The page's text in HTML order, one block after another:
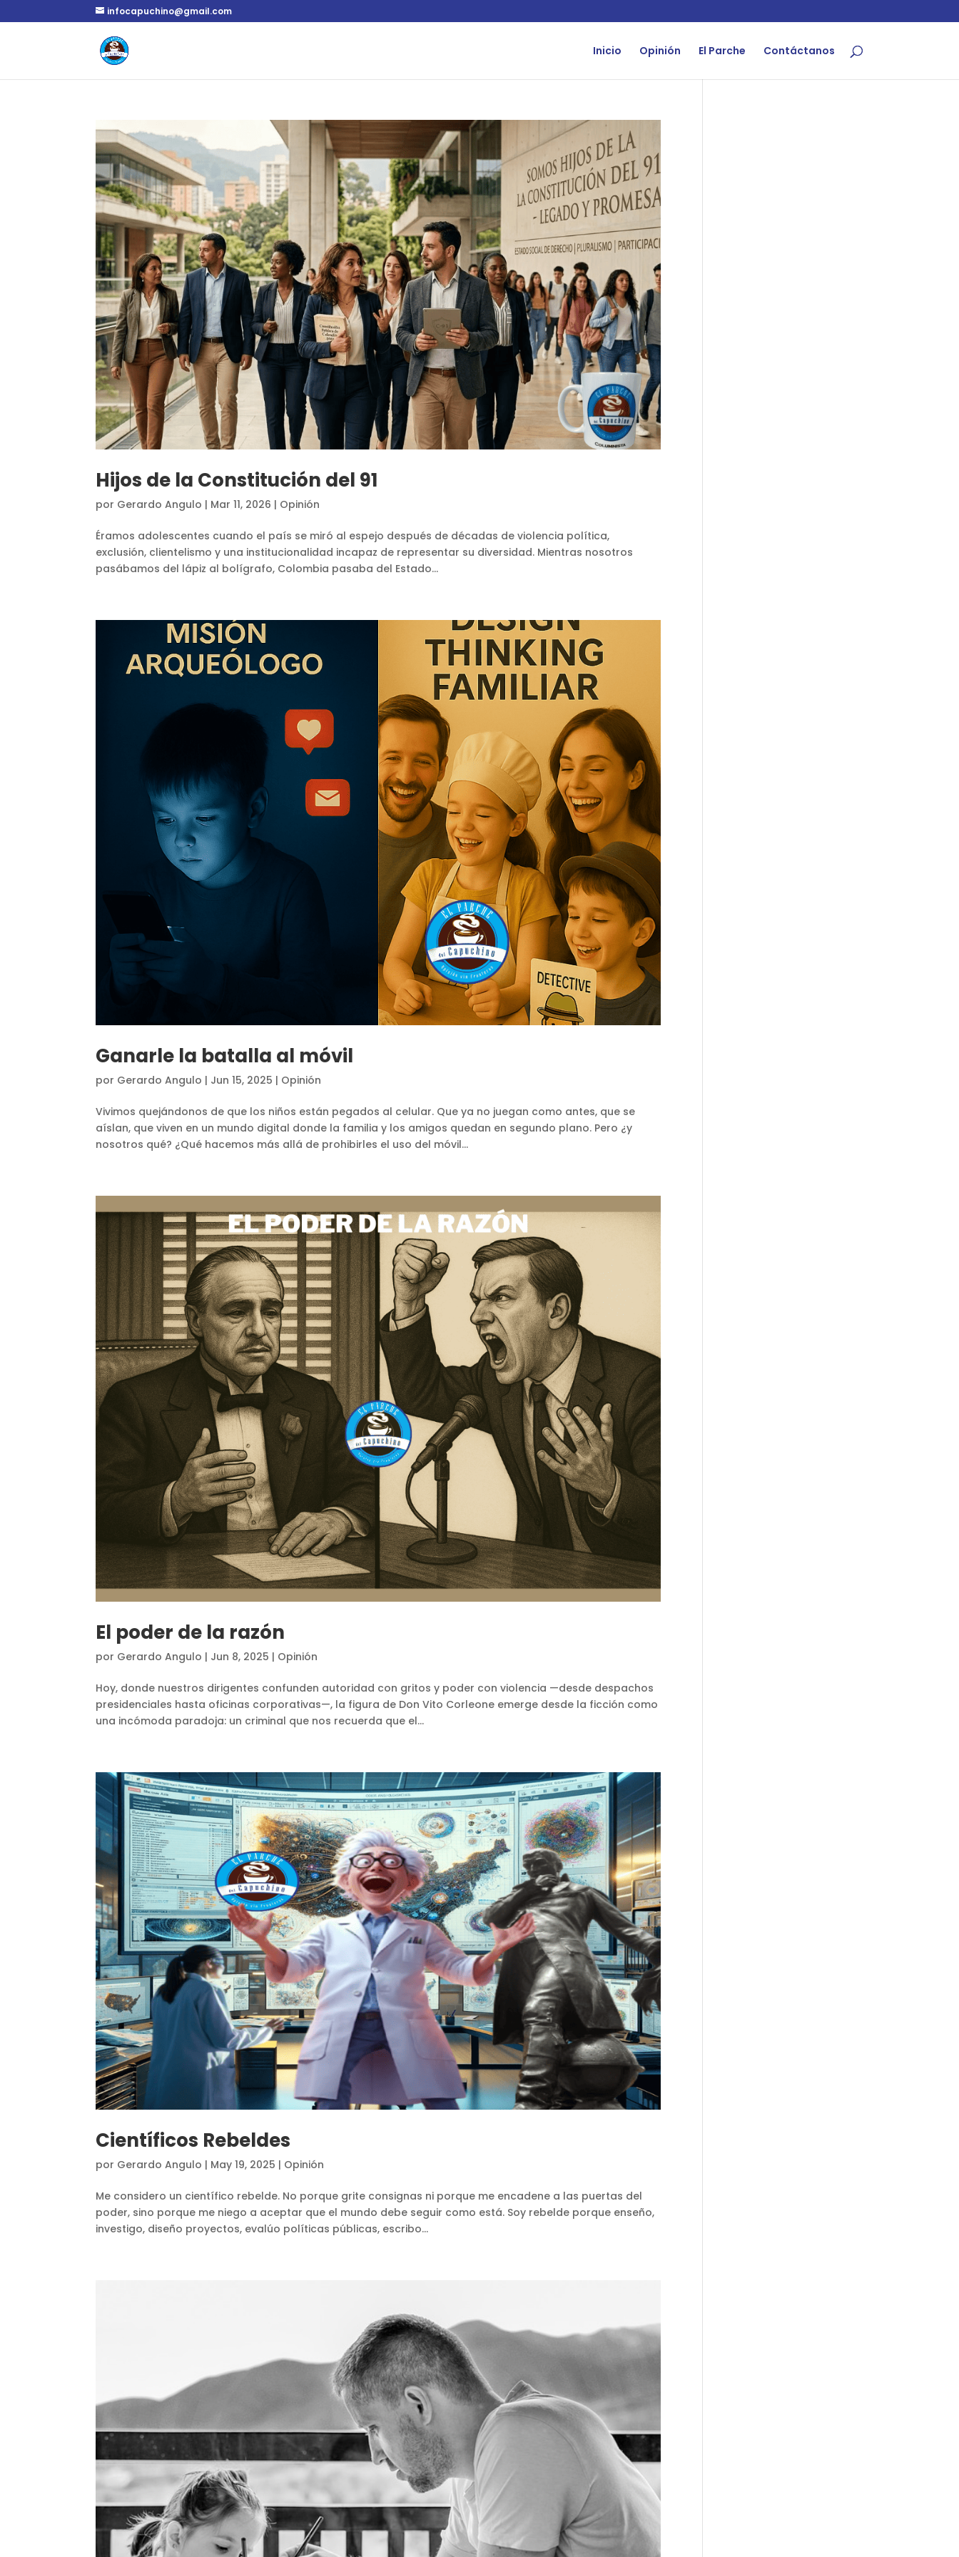
infocapuchino@gmail.com
Inicio Opinión El Parche Contáctanos
Hijos de la Constitución del 91
por Gerardo Angulo | Mar 11, 2026 | Opinión
Éramos adolescentes cuando el país se miró al espejo después de décadas de violencia política,
exclusión, clientelismo y una institucionalidad incapaz de representar su diversidad. Mientras nosotros
pasábamos del lápiz al bolígrafo, Colombia pasaba del Estado...
Ganarle la batalla al móvil
por Gerardo Angulo | Jun 15, 2025 | Opinión
Vivimos quejándonos de que los niños están pegados al celular. Que ya no juegan como antes, que se
aíslan, que viven en un mundo digital donde la familia y los amigos quedan en segundo plano. Pero ¿y
nosotros qué? ¿Qué hacemos más allá de prohibirles el uso del móvil...
El poder de la razón
por Gerardo Angulo | Jun 8, 2025 | Opinión
Hoy, donde nuestros dirigentes confunden autoridad con gritos y poder con violencia —desde despachos
presidenciales hasta oficinas corporativas—, la figura de Don Vito Corleone emerge desde la ficción como
una incómoda paradoja: un criminal que nos recuerda que el...
Científicos Rebeldes
por Gerardo Angulo | May 19, 2025 | Opinión
Me considero un científico rebelde. No porque grite consignas ni porque me encadene a las puertas del
poder, sino porque me niego a aceptar que el mundo debe seguir como está. Soy rebelde porque enseño,
investigo, diseño proyectos, evalúo políticas públicas, escribo...